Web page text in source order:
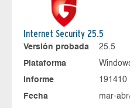
Internet Security 25.5
Versión probada
25.5
Plataforma
Informe
191410
Fecha
mar-